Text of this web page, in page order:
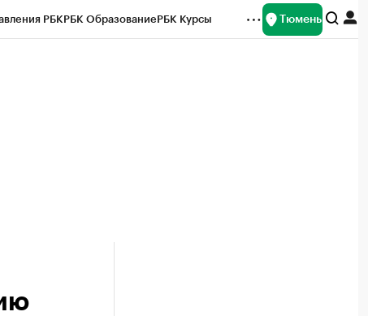
РБКРБК ОбразованиеРБК Курсы Тюмень